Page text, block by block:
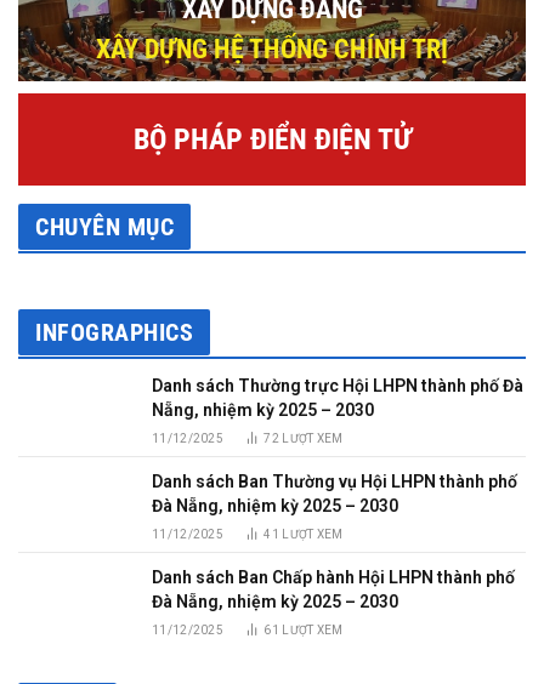
XÂY DỰNG ĐẢNG
XÂY DỰNG HỆ THỐNG CHÍNH TRỊ
BỘ PHÁP ĐIỂN ĐIỆN TỬ
CHUYÊN MỤC
INFOGRAPHICS
Danh sách Thường trực Hội LHPN thành phố Đà
Nẵng, nhiệm kỳ 2025 – 2030
11/12/2025 72 LƯỢT XEM
Danh sách Ban Thường vụ Hội LHPN thành phố
Đà Nẵng, nhiệm kỳ 2025 – 2030
11/12/2025 41 LƯỢT XEM
Danh sách Ban Chấp hành Hội LHPN thành phố
Đà Nẵng, nhiệm kỳ 2025 – 2030
11/12/2025 61 LƯỢT XEM